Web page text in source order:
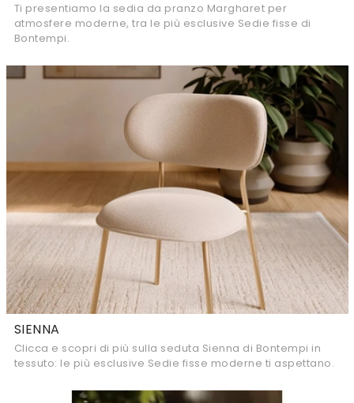
Ti presentiamo la sedia da pranzo Margharet per
atmosfere moderne, tra le più esclusive Sedie fisse di
Bontempi.
SIENNA
Clicca e scopri di più sulla seduta Sienna di Bontempi in
tessuto: le più esclusive Sedie fisse moderne ti aspettano.